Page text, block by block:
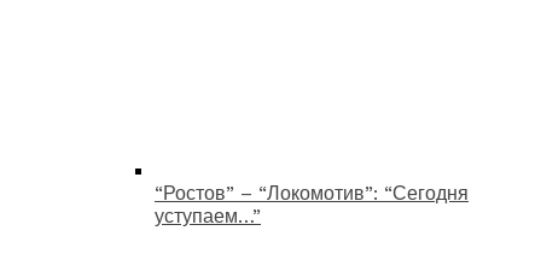
“Ростов” – “Локомотив”: “Сегодня
уступаем…”